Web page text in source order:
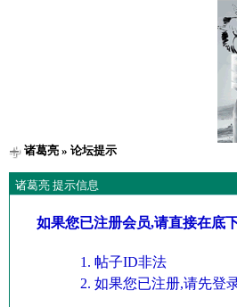
诸葛亮» 论坛提示
诸葛亮 提示信息
如果您已注册会员,请直接在底
帖子ID非法
如果您已注册,请先登